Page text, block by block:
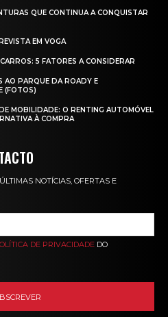
QUE CONTINUA A CONQUISTAR
EM VOGA
5 FATORES A CONSIDERAR
AO PARQUE DA ROADY E
(FOTOS)
MOBILIDADE: O RENTING AUTOMÓVEL
À COMPRA
NOTÍCIAS, OFERTAS E
DE PRIVACIDADE DO